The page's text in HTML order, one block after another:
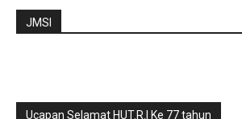
JMSI
Ucapan Selamat HUT.R.I Ke 77 tahun